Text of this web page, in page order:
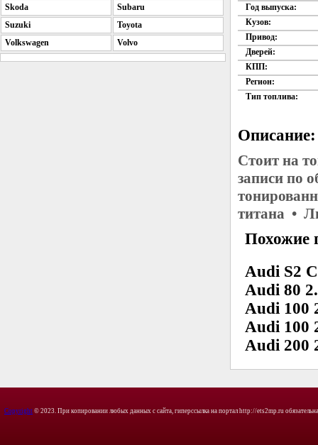
Год выпуска:
Кузов:
Привод:
Дверей:
КПП:
Регион:
Тип топлива:
Описание:
Стоит на
записи по
титана •
Похожие
Audi S2
Audi 80
Audi 100
Audi 100
Audi 200
Skoda
Subaru
Suzuki
Toyota
Volkswagen
Volvo
Copyright © 2023. При копировании любых данных с сайта, гиперссылка на портал http://ets2mp.ru